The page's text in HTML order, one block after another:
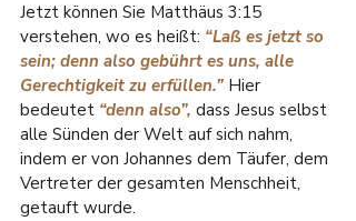
Jetzt können Sie Matthäus 3:15
verstehen, wo es heißt: “Laß es jetzt so
sein; denn also gebührt es uns, alle
Gerechtigkeit zu erfüllen.” Hier
bedeutet “denn also”, dass Jesus selbst
alle Sünden der Welt auf sich nahm,
indem er von Johannes dem Täufer, dem
Vertreter der gesamten Menschheit,
getauft wurde.